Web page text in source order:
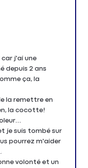
j'ai une
depuis 2 ans
ça, la
la remettre en
la cocotte!
je suis tombé sur
pourrez m'aider
volonté et un